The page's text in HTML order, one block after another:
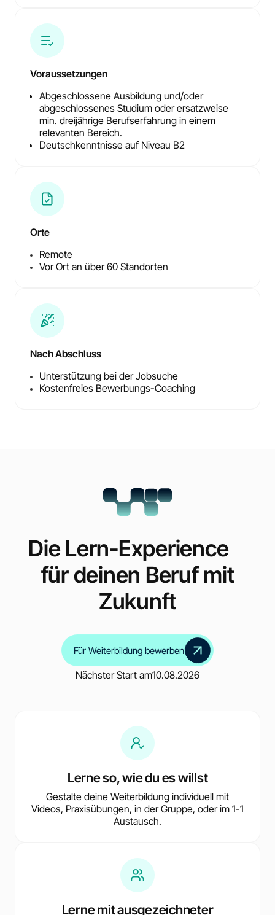
Voraussetzungen
Abgeschlossene Ausbildung und/oder
abgeschlossenes Studium oder ersatzweise
min. dreijährige Berufserfahrung in einem
relevanten Bereich.
Deutschkenntnisse auf Niveau B2
Orte
Remote
Vor Ort an über 60 Standorten
Nach Abschluss
Unterstützung bei der Jobsuche
Kostenfreies Bewerbungs-Coaching
Die Lern-Experience
für deinen Beruf mit
Zukunft
Für Weiterbildung bewerben
Nächster Start am10.08.2026
Lerne so, wie du es willst
Gestalte deine Weiterbildung individuell mit
Videos, Praxisübungen, in der Gruppe, oder im 1-1
Austausch.
Lerne mit ausgezeichneter